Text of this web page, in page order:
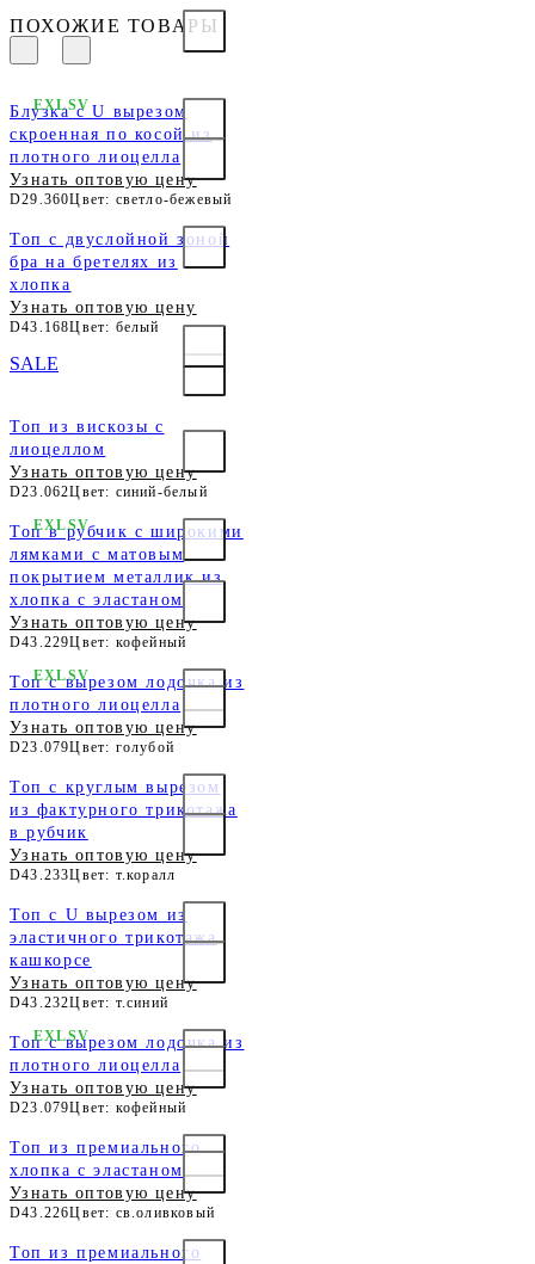
ПОХОЖИЕ ТОВАРЫ
Блузка с U вырезом
скроенная по косой из
плотного лиоцелла
Узнать оптовую цену
D29.360Цвет: светло-бежевый
EXLSV
Топ с двуслойной зоной
бра на бретелях из
хлопка
Узнать оптовую цену
D43.168Цвет: белый
Топ из вискозы с
лиоцеллом
Узнать оптовую цену
D23.062Цвет: синий-белый
SALE
Топ в рубчик с широкими
лямками с матовым
покрытием металлик из
хлопка с эластаном
Узнать оптовую цену
D43.229Цвет: кофейный
EXLSV
Топ c вырезом лодочка из
плотного лиоцелла
Узнать оптовую цену
D23.079Цвет: голубой
EXLSV
Топ с круглым вырезом
из фактурного трикотажа
в рубчик
Узнать оптовую цену
D43.233Цвет: т.коралл
Топ с U вырезом из
эластичного трикотажа
кашкорсе
Узнать оптовую цену
D43.232Цвет: т.синий
Топ c вырезом лодочка из
плотного лиоцелла
Узнать оптовую цену
D23.079Цвет: кофейный
EXLSV
Топ из премиального
хлопка с эластаном
Узнать оптовую цену
D43.226Цвет: св.оливковый
Топ из премиального